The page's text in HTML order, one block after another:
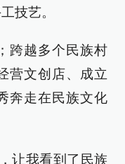
技艺。
跨越多个民族村
营文创店、成立
奔走在民族文化
让我看到了民族